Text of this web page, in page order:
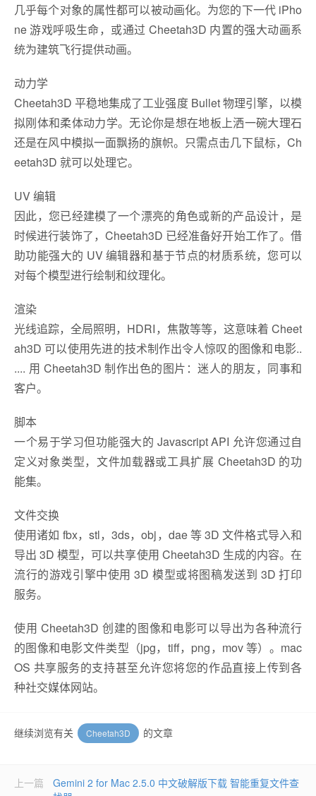
几乎每个对象的属性都可以被动画化。为您的下一代 iPho
ne 游戏呼吸生命，或通过 Cheetah3D 内置的强大动画系
统为建筑飞行提供动画。
动力学
Cheetah3D 平稳地集成了工业强度 Bullet 物理引擎，以模
拟刚体和柔体动力学。无论你是想在地板上洒一碗大理石
还是在风中模拟一面飘扬的旗帜。只需点击几下鼠标，Ch
eetah3D 就可以处理它。
UV 编辑
因此，您已经建模了一个漂亮的角色或新的产品设计，是
时候进行装饰了，Cheetah3D 已经准备好开始工作了。借
助功能强大的 UV 编辑器和基于节点的材质系统，您可以
对每个模型进行绘制和纹理化。
渲染
光线追踪，全局照明，HDRI，焦散等等，这意味着 Cheet
ah3D 可以使用先进的技术制作出令人惊叹的图像和电影..​​
.... 用 Cheetah3D 制作出色的图片：迷人的朋友，同事和
客户。
脚本
一个易于学习但功能强大的 Javascript API 允许您通过自
定义对象类型，文件加载器或工具扩展 Cheetah3D 的功
能集。
文件交换
使用诸如 fbx，stl，3ds，obj，dae 等 3D 文件格式导入和
导出 3D 模型，可以共享使用 Cheetah3D 生成的内容。在
流行的游戏引擎中使用 3D 模型或将图稿发送到 3D 打印
服务。
使用 Cheetah3D 创建的图像和电影可以导出为各种流行
的图像和电影文件类型（jpg，tiff，png，mov 等）。mac
OS 共享服务的支持甚至允许您将您的作品直接上传到各
种社交媒体网站。
继续浏览有关 Cheetah3D 的文章
上一篇
Gemini 2 for Mac 2.5.0 中文破解版下载 智能重复文件查